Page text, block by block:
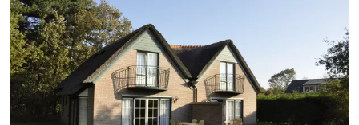
Minigolfplätze
Natur
Führungen
Sport